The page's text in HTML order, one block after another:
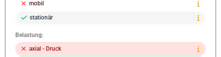
mobil
stationär
Belastung:
axial - Druck